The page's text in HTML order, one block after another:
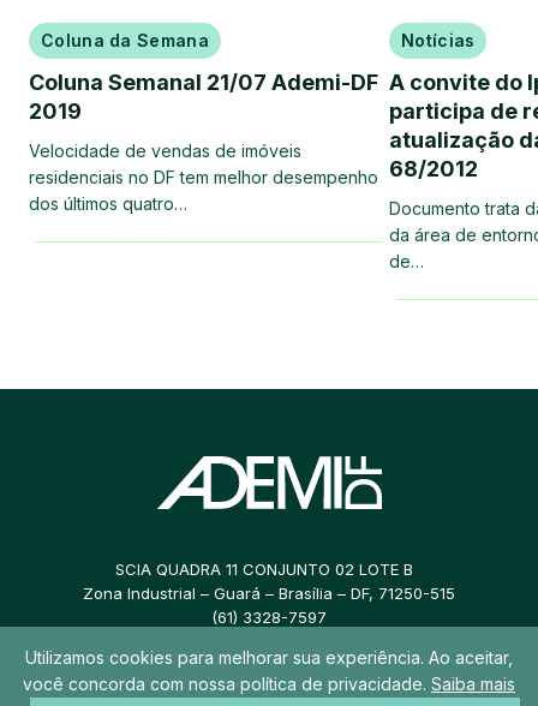
Coluna da Semana
Coluna Semanal 21/07 Ademi-DF
2019
Velocidade de vendas de imóveis
residenciais no DF tem melhor desempenho
dos últimos quatro…
Notícias
A convite do
participa de
atualização
68/2012
Documento trata
da área de
de…
SCIA QUADRA 11 CONJUNTO 02 LOTE B
Zona Industrial – Guará – Brasília – DF, 71250-515
(61) 3328-7597
ademidf@ademidf.com.br
Utilizamos cookies para melhorar sua experiência. Ao aceitar,
você concorda com nossa política de privacidade. Saiba mais